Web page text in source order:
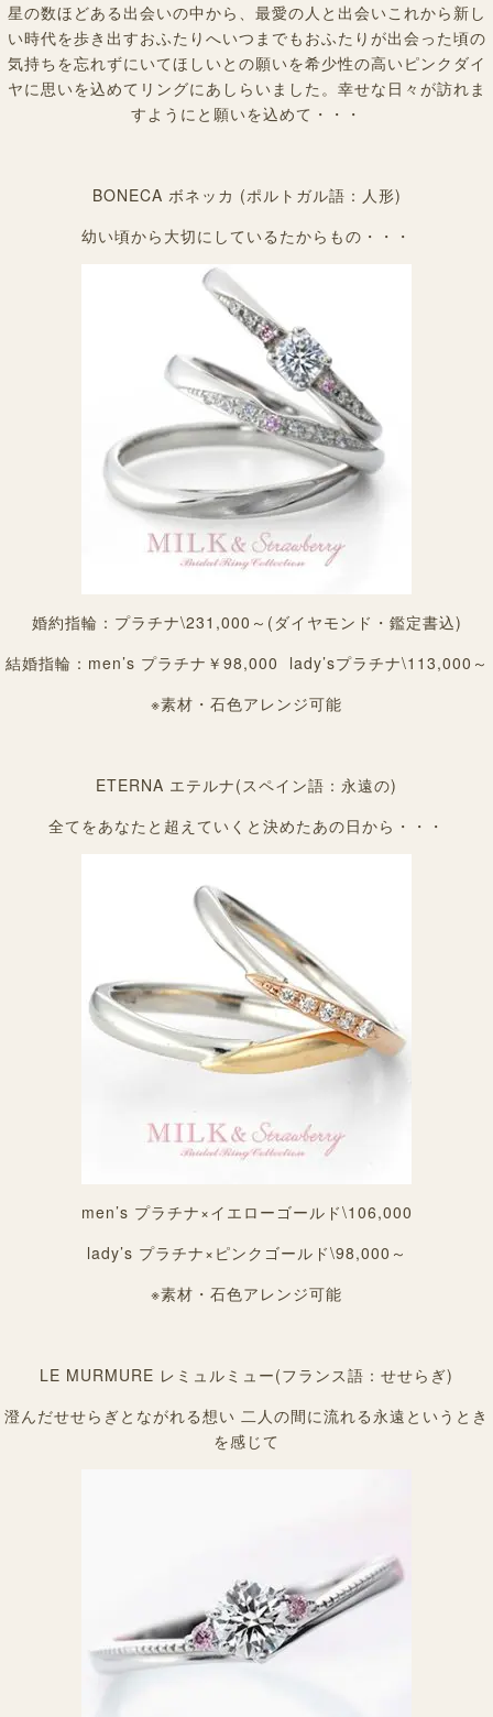
星の数ほどある出会いの中から、最愛の人と出会いこれから新し
い時代を歩き出すおふたりへいつまでもおふたりが出会った頃の
気持ちを忘れずにいてほしいとの願いを希少性の高いピンクダイ
ヤに思いを込めてリングにあしらいました。幸せな日々が訪れま
すようにと願いを込めて・・・
BONECA ボネッカ (ポルトガル語：人形)
幼い頃から大切にしているたからもの・・・
婚約指輪：プラチナ\231,000～(ダイヤモンド・鑑定書込)
結婚指輪：men’s プラチナ￥98,000 lady’sプラチナ\113,000～
※素材・石色アレンジ可能
ETERNA エテルナ(スペイン語：永遠の)
全てをあなたと超えていくと決めたあの日から・・・
men’s プラチナ×イエローゴールド\106,000
lady’s プラチナ×ピンクゴールド\98,000～
※素材・石色アレンジ可能
LE MURMURE レミュルミュー(フランス語：せせらぎ)
澄んだせせらぎとながれる想い 二人の間に流れる永遠というとき
を感じて